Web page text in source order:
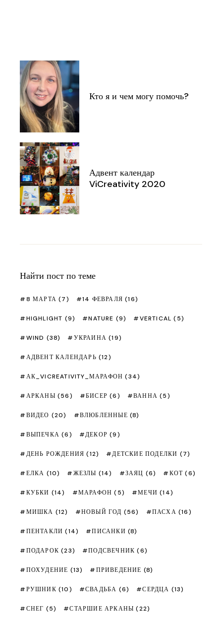
Кто я и чем могу помочь?
Адвент календар
ViCreativity 2020
Найти пост по теме
8 МАРТА (7) 14 ФЕВРАЛЯ (16)
HIGHLIGHT (9) NATURE (9) VERTICAL (5)
WIND (38) УКРАИНА (19)
АДВЕНТ КАЛЕНДАРЬ (12)
АК_VICREATIVITY_МАРАФОН (34)
АРКАНЫ (56) БИСЕР (6) ВАННА (5)
ВИДЕО (20) ВЛЮБЛЕННЫЕ (8)
ВЫПЕЧКА (6) ДЕКОР (9)
ДЕНЬ РОЖДЕНИЯ (12) ДЕТСКИЕ ПОДЕЛКИ (7)
ЕЛКА (10) ЖЕЗЛЫ (14) ЗАЯЦ (6) КОТ (6)
КУБКИ (14) МАРАФОН (5) МЕЧИ (14)
МИШКА (12) НОВЫЙ ГОД (56) ПАСХА (16)
ПЕНТАКЛИ (14) ПИСАНКИ (8)
ПОДАРОК (23) ПОДСВЕЧНИК (6)
ПОХУДЕНИЕ (13) ПРИВЕДЕНИЕ (8)
РУШНИК (10) СВАДЬБА (6) СЕРДЦА (13)
СНЕГ (5) СТАРШИЕ АРКАНЫ (22)